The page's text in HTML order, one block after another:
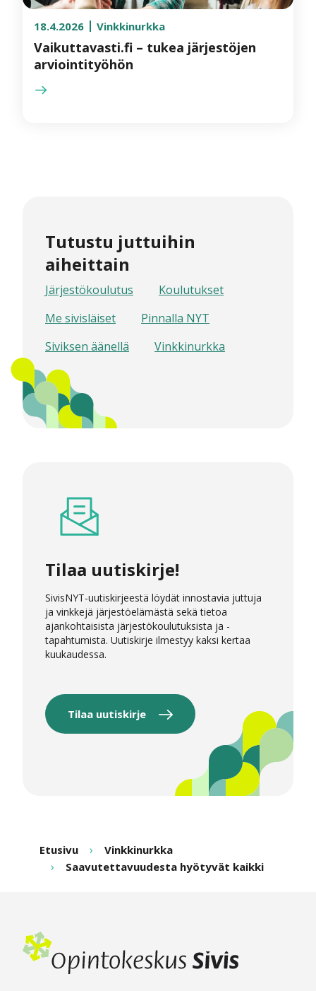
18.4.2026 Vinkkinurkka
Vaikuttavasti.fi – tukea järjestöjen
arviointityöhön
Tutustu juttuihin
aiheittain
Järjestökoulutus
Koulutukset
Me sivisläiset
Pinnalla NYT
Siviksen äänellä
Vinkkinurkka
Tilaa uutiskirje!
SivisNYT-uutiskirjeestä löydät innostavia juttuja
ja vinkkejä järjestöelämästä sekä tietoa
ajankohtaisista järjestökoulutuksista ja -
tapahtumista. Uutiskirje ilmestyy kaksi kertaa
kuukaudessa.
Tilaa uutiskirje
Etusivu
Vinkkinurkka
Saavutettavuudesta hyötyvät kaikki